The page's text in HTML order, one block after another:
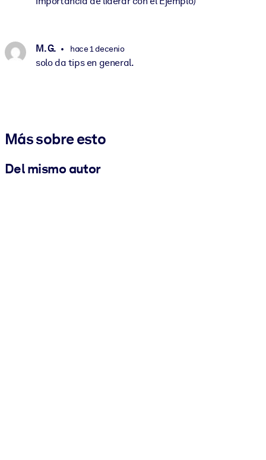
M. G. hace 1 decenio
solo da tips en general.
Más sobre esto
Del mismo autor